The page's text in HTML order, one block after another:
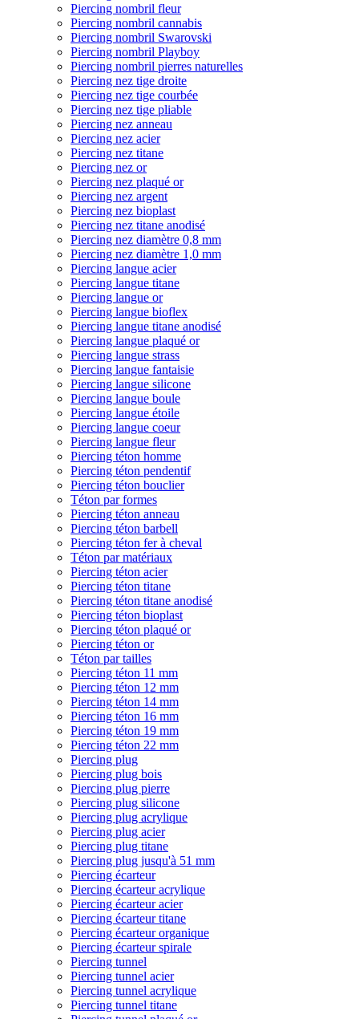
Piercing nombril fleur
Piercing nombril cannabis
Piercing nombril Swarovski
Piercing nombril Playboy
Piercing nombril pierres naturelles
Piercing nez tige droite
Piercing nez tige courbée
Piercing nez tige pliable
Piercing nez anneau
Piercing nez acier
Piercing nez titane
Piercing nez or
Piercing nez plaqué or
Piercing nez argent
Piercing nez bioplast
Piercing nez titane anodisé
Piercing nez diamètre 0,8 mm
Piercing nez diamètre 1,0 mm
Piercing langue acier
Piercing langue titane
Piercing langue or
Piercing langue bioflex
Piercing langue titane anodisé
Piercing langue plaqué or
Piercing langue strass
Piercing langue fantaisie
Piercing langue silicone
Piercing langue boule
Piercing langue étoile
Piercing langue coeur
Piercing langue fleur
Piercing téton homme
Piercing téton pendentif
Piercing téton bouclier
Téton par formes
Piercing téton anneau
Piercing téton barbell
Piercing téton fer à cheval
Téton par matériaux
Piercing téton acier
Piercing téton titane
Piercing téton titane anodisé
Piercing téton bioplast
Piercing téton plaqué or
Piercing téton or
Téton par tailles
Piercing téton 11 mm
Piercing téton 12 mm
Piercing téton 14 mm
Piercing téton 16 mm
Piercing téton 19 mm
Piercing téton 22 mm
Piercing plug
Piercing plug bois
Piercing plug pierre
Piercing plug silicone
Piercing plug acrylique
Piercing plug acier
Piercing plug titane
Piercing plug jusqu'à 51 mm
Piercing écarteur
Piercing écarteur acrylique
Piercing écarteur acier
Piercing écarteur titane
Piercing écarteur organique
Piercing écarteur spirale
Piercing tunnel
Piercing tunnel acier
Piercing tunnel acrylique
Piercing tunnel titane